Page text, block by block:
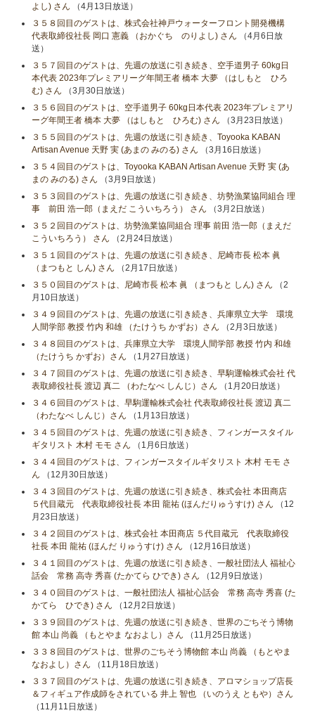
よし) さん （4月13日放送）
３５８回目のゲストは、株式会社神戸ウォーターフロント開発機構
代表取締役社長 岡口 憲義 （おかぐち のりよし) さん （4月6日放
送）
３５７回目のゲストは、先週の放送に引き続き、空手道男子 60kg日
本代表 2023年プレミアリーグ年間王者 橋本 大夢 （はしもと ひろ
む) さん （3月30日放送）
３５６回目のゲストは、空手道男子 60kg日本代表 2023年プレミアリ
ーグ年間王者 橋本 大夢 （はしもと ひろむ) さん （3月23日放送）
３５５回目のゲストは、先週の放送に引き続き、Toyooka KABAN
Artisan Avenue 天野 実 (あまの みのる) さん （3月16日放送）
３５４回目のゲストは、Toyooka KABAN Artisan Avenue 天野 実 (あ
まの みのる) さん （3月9日放送）
３５３回目のゲストは、先週の放送に引き続き、坊勢漁業協同組合 理
事 前田 浩一郎（まえだ こういちろう） さん （3月2日放送）
３５２回目のゲストは、坊勢漁業協同組合 理事 前田 浩一郎（まえだ
こういちろう） さん （2月24日放送）
３５１回目のゲストは、先週の放送に引き続き、尼崎市長 松本 眞
（まつもと しん) さん （2月17日放送）
３５０回目のゲストは、尼崎市長 松本 眞 （まつもと しん) さん （2
月10日放送）
３４９回目のゲストは、先週の放送に引き続き、兵庫県立大学 環境
人間学部 教授 竹内 和雄 （たけうち かずお）さん （2月3日放送）
３４８回目のゲストは、兵庫県立大学 環境人間学部 教授 竹内 和雄
（たけうち かずお）さん （1月27日放送）
３４７回目のゲストは、先週の放送に引き続き、早駒運輸株式会社 代
表取締役社長 渡辺 真二 （わたなべ しんじ）さん （1月20日放送）
３４６回目のゲストは、早駒運輸株式会社 代表取締役社長 渡辺 真二
（わたなべ しんじ）さん （1月13日放送）
３４５回目のゲストは、先週の放送に引き続き、フィンガースタイル
ギタリスト 木村 モモ さん （1月6日放送）
３４４回目のゲストは、フィンガースタイルギタリスト 木村 モモ さ
ん （12月30日放送）
３４３回目のゲストは、先週の放送に引き続き、株式会社 本田商店
５代目蔵元 代表取締役社長 本田 龍祐 (ほんだりゅうすけ) さん （12
月23日放送）
３４２回目のゲストは、株式会社 本田商店 ５代目蔵元 代表取締役
社長 本田 龍祐 (ほんだ りゅうすけ) さん （12月16日放送）
３４１回目のゲストは、先週の放送に引き続き、一般社団法人 福祉心
話会 常務 高寺 秀喜 (たかてら ひでき) さん （12月9日放送）
３４０回目のゲストは、一般社団法人 福祉心話会 常務 高寺 秀喜 (た
かてら ひでき) さん （12月2日放送）
３３９回目のゲストは、先週の放送に引き続き、世界のごちそう博物
館 本山 尚義 （もとやま なおよし）さん （11月25日放送）
３３８回目のゲストは、世界のごちそう博物館 本山 尚義 （もとやま
なおよし）さん （11月18日放送）
３３７回目のゲストは、先週の放送に引き続き、アロマショップ店長
＆フィギュア作成師をされている 井上 智也 （いのうえ ともや）さん
（11月11日放送）